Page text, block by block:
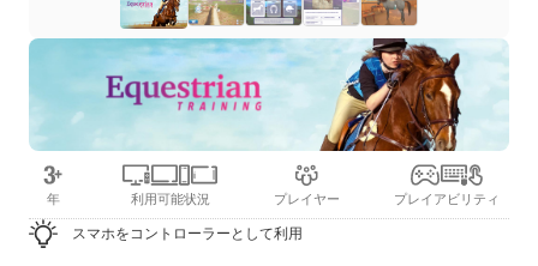
年 利用可能状況 プレイヤー プレイアビリティ
スマホをコントローラーとして利用